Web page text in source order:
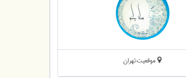
موقعیت:تهران